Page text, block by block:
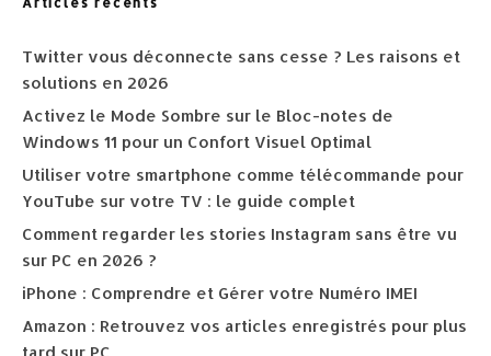
Twitter vous déconnecte sans cesse ? Les raisons et
solutions en 2026
Activez le Mode Sombre sur le Bloc-notes de
Windows 11 pour un Confort Visuel Optimal
Utiliser votre smartphone comme télécommande pour
YouTube sur votre TV : le guide complet
Comment regarder les stories Instagram sans être vu
sur PC en 2026 ?
iPhone : Comprendre et Gérer votre Numéro IMEI
Amazon : Retrouvez vos articles enregistrés pour plus